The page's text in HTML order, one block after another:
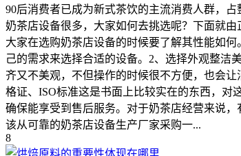
90后消费者已成为新式茶饮的主流消费人群，
奶茶店设备很多，大家如何去挑选呢？下面就
大家在选购奶茶店设备的时候要了解其性能如
己的需求来选择合适的设备。2、选择外观整洁
齐又不美观，不但操作的时候很不方便，也会
格证、ISO标准这是书面上比较实在的东西，对
确保能享受到售后服务。对于奶茶店经营来说
该从可靠的奶茶店设备生产厂家采购一...
8